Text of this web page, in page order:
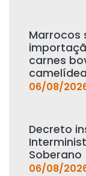
Marrocos
carnes
06/08/
Decreto
Soberano
06/08/